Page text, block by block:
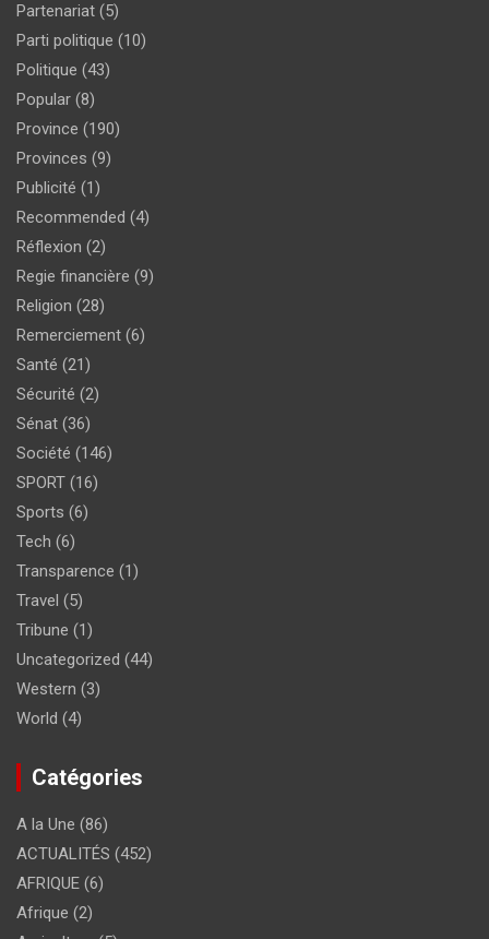
Partenariat (5)
Parti politique (10)
Politique (43)
Popular (8)
Province (190)
Provinces (9)
Publicité (1)
Recommended (4)
Réflexion (2)
Regie financière (9)
Religion (28)
Remerciement (6)
Santé (21)
Sécurité (2)
Sénat (36)
Société (146)
SPORT (16)
Sports (6)
Tech (6)
Transparence (1)
Travel (5)
Tribune (1)
Uncategorized (44)
Western (3)
World (4)
Catégories
A la Une (86)
ACTUALITÉS (452)
AFRIQUE (6)
Afrique (2)